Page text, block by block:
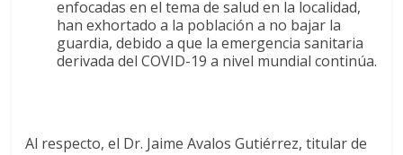
enfocadas en el tema de salud en la localidad,
han exhortado a la población a no bajar la
guardia, debido a que la emergencia sanitaria
derivada del COVID-19 a nivel mundial continúa.
Al respecto, el Dr. Jaime Avalos Gutiérrez, titular de